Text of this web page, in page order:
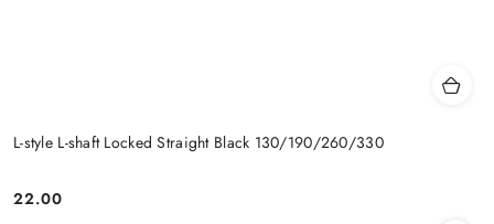
L-style L-shaft Locked Straight Black 130/190/260/330
Cena:
22.00